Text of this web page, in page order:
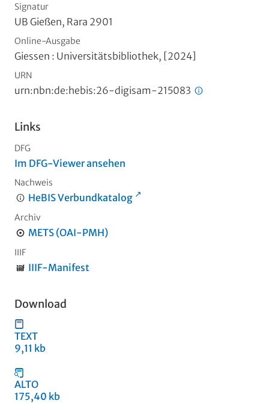
Signatur
UB Gießen, Rara 2901
Online-Ausgabe
Giessen : Universitätsbibliothek, [2024]
URN
urn:nbn:de:hebis:26-digisam-215083
Links
DFG
Im DFG-Viewer ansehen
Nachweis
HeBIS Verbundkatalog
Archiv
METS (OAI-PMH)
IIIF
IIIF-Manifest
Download
TEXT
9,11 kb
ALTO
175,40 kb